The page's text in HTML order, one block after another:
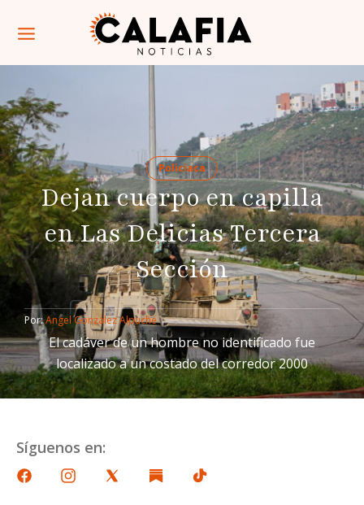
Policiaca
Dejan cuerpo en capilla
en Las Delicias Tercera
Sección
Por: Angel González Alpuche
El cadáver de un hombre no identificado fue
localizado a un costado del corredor 2000
Síguenos en: